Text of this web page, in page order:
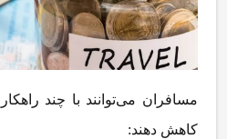
مسافران میتوانند با چند
کاهش دهند: